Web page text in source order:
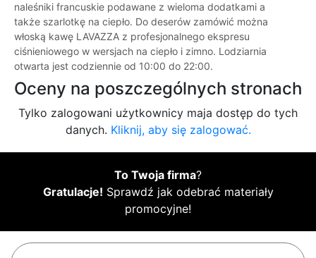
naleśniki francuskie podawane z wieloma dodatkami a
także szarlotkę na ciepło. Do deserów zamówić można
włoską kawę LAVAZZA z profesjonalnego ekspresu
ciśnieniowego w wersjach na ciepło i zimno. Lodziarnia
otwarta jest codziennie od 10:00 do 22:00.
Oceny na poszczególnych stronach
Tylko zalogowani użytkownicy maja dostęp do tych
danych. Kliknij, aby się zalogować.
To Twoja firma?
Gratulacje! Sprawdź jak odebrać materiały
promocyjne!